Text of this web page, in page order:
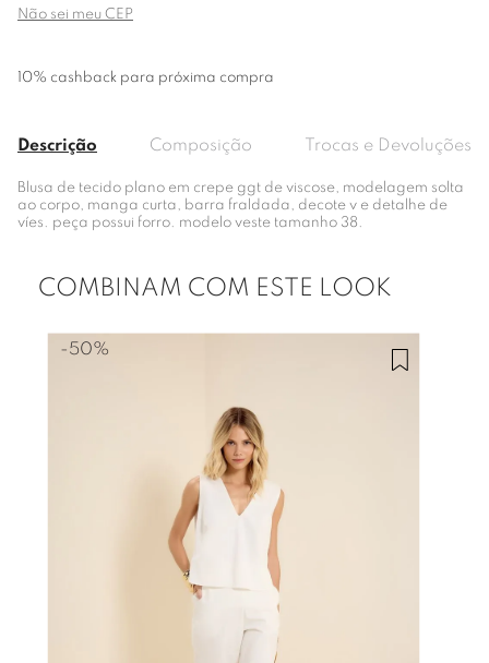
Não sei meu CEP
10% cashback para próxima compra
Descrição Composição Trocas e Devoluções
Blusa de tecido plano em crepe ggt de viscose, modelagem solta
ao corpo, manga curta, barra fraldada, decote v e detalhe de
víes. peça possui forro. modelo veste tamanho 38.
COMBINAM COM ESTE LOOK
-50%